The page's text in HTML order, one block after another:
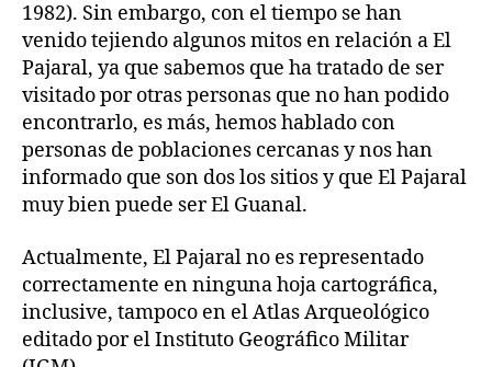
1982). Sin embargo, con el tiempo se han
venido tejiendo algunos mitos en relación a El
Pajaral, ya que sabemos que ha tratado de ser
visitado por otras personas que no han podido
encontrarlo, es más, hemos hablado con
personas de poblaciones cercanas y nos han
informado que son dos los sitios y que El Pajaral
muy bien puede ser El Guanal.
Actualmente, El Pajaral no es representado
correctamente en ninguna hoja cartográfica,
inclusive, tampoco en el Atlas Arqueológico
editado por el Instituto Geográfico Militar